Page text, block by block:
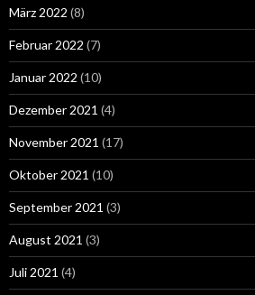
März 2022 (8)
Februar 2022 (7)
Januar 2022 (10)
Dezember 2021 (4)
November 2021 (17)
Oktober 2021 (10)
September 2021 (3)
August 2021 (3)
Juli 2021 (4)